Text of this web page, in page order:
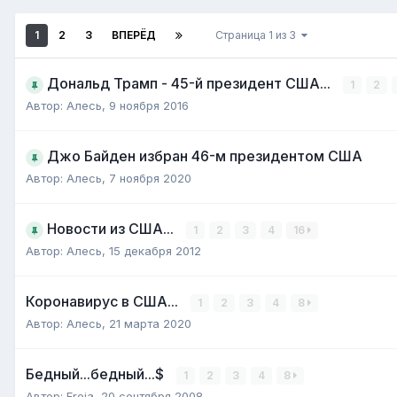
1 2 3 ВПЕРЁД Страница 1 из 3
Дональд Трамп - 45-й президент США... 1 2
Автор: Алесь, 9 ноября 2016
Джо Байден избран 46-м президентом США
Автор: Алесь, 7 ноября 2020
Новости из США... 1 2 3 4 16
Автор: Алесь, 15 декабря 2012
Коронавирус в США... 1 2 3 4 8
Автор: Алесь, 21 марта 2020
Бедный...бедный...$ 1 2 3 4 8